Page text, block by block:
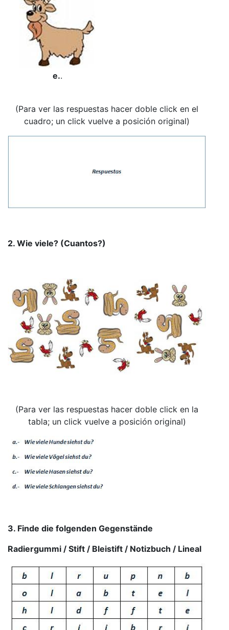
e..
(Para ver las respuestas hacer doble click en el
cuadro; un click vuelve a posición original)
2. Wie viele? (Cuantos?)
(Para ver las respuestas hacer doble click en la
tabla; un click vuelve a posición original)
3. Finde die folgenden Gegenstände
Radiergummi / Stift / Bleistift / Notizbuch / Lineal